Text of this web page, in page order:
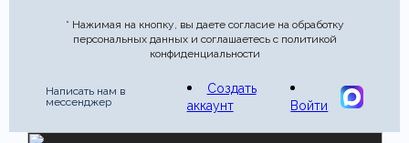
* Нажимая на кнопку, вы даете согласие на обработку
персональных данных и соглашаетесь с политикой
конфиденциальности
Написать нам в
мессенджер
Создать
аккаунт
Войти